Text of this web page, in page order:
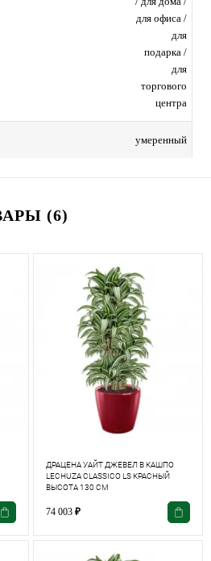
для офиса /
для
подарка /
для
торгового
центра
умеренный
(6)
ДРАЦЕНА УАЙТ ДЖЕВЕЛ В КАШПО
LECHUZA СLASSICO LS КРАСНЫЙ
ВЫСОТА 130 СМ
74 003 ₽